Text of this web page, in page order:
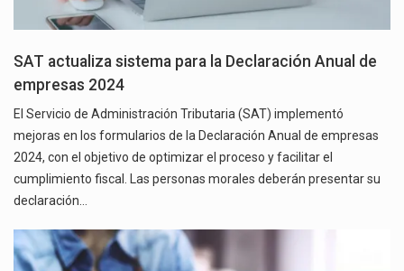
SAT actualiza sistema para la Declaración Anual de
empresas 2024
El Servicio de Administración Tributaria (SAT) implementó
mejoras en los formularios de la Declaración Anual de empresas
2024, con el objetivo de optimizar el proceso y facilitar el
cumplimiento fiscal. Las personas morales deberán presentar su
declaración…